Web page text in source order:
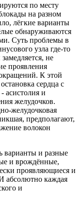
по месту
на разном
лёгкие варианты
обнаруживаются
Суть проблемы в
узла где-то
не
проявления
К этой
сердца с
асистолия и
желудочков.
желудочковая
предполагают,
волокон
варианты и разные
и врождённые,
проявляющиеся и
абсолютно каждая
и